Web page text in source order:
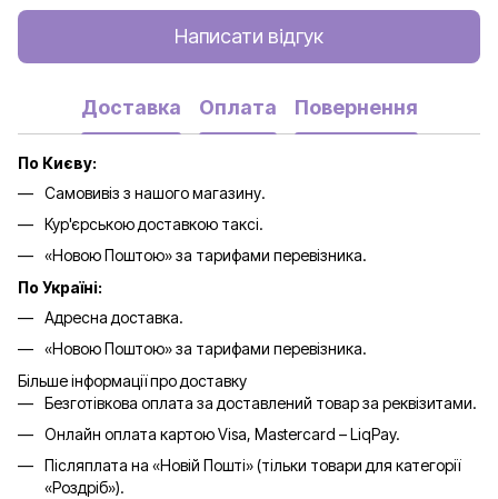
Написати відгук
Доставка Оплата Повернення
По Києву:
Самовивіз з нашого магазину.
Кур'єрською доставкою таксі.
«Новою Поштою» за тарифами перевізника.
По Україні:
Адресна доставка.
«Новою Поштою» за тарифами перевізника.
Більше інформації про доставку
Безготівкова оплата за доставлений товар за реквізитами.
Онлайн оплата картою Visa, Mastercard – LiqPay.
Післяплата на «Новій Пошті» (тільки товари для категорії
«Роздріб»).